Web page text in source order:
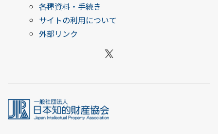
各種資料・手続き
サイトの利用について
外部リンク
X